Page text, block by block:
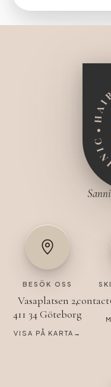
BESÖK OSS
Vasaplatsen 2,
411 34 Göteborg
VISA PÅ KARTA →